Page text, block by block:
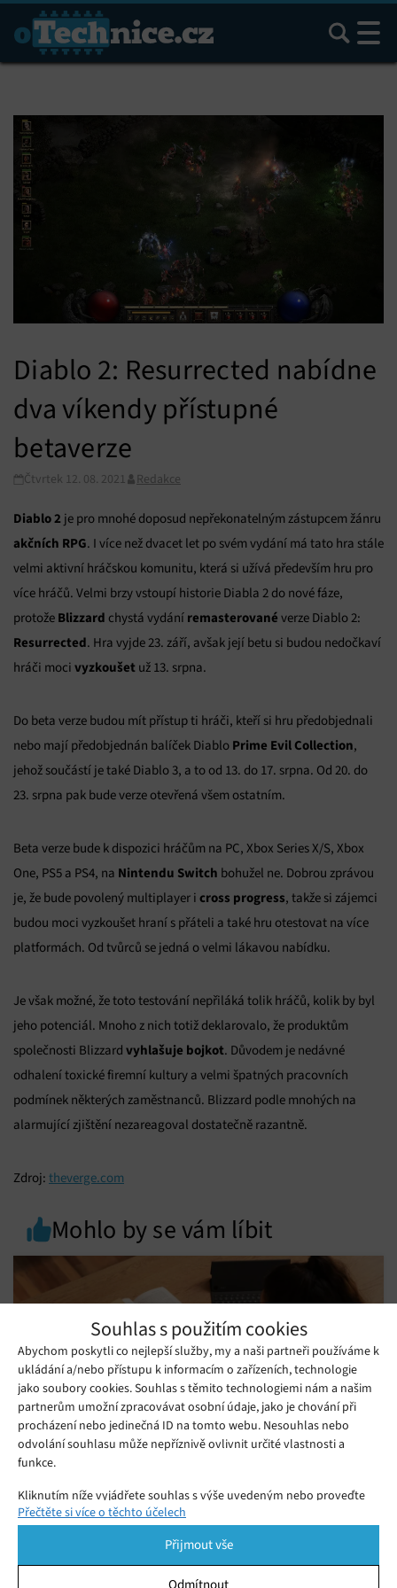
Souhlas s použitím cookies
Abychom poskytli co nejlepší služby, my a naši partneři používáme k
ukládání a/nebo přístupu k informacím o zařízeních, technologie
jako soubory cookies. Souhlas s těmito technologiemi nám a našim
partnerům umožní zpracovávat osobní údaje, jako je chování při
procházení nebo jedinečná ID na tomto webu. Nesouhlas nebo
odvolání souhlasu může nepříznivě ovlivnit určité vlastnosti a
funkce.
Kliknutím níže vyjádřete souhlas s výše uvedeným nebo proveďte
podrobnější rozhodnutí. Vaše volby budou použity pouze na tomto
pomocí přepínačů v Zásadách cookies nebo kliknutím na tlačítko
Spravovat souhlas ve spodní části obrazovky.
Přečtěte si více o těchto účelech
Přijmout vše
Odmítnout
Hledat
Diablo 2: Resurrected nabídne
dva víkendy přístupné
betaverze
Čtvrtek 12. 08. 2021 Redakce
Diablo 2 je pro mnohé doposud nepřekonatelným zástupcem žánru
akčních RPG. I více než dvacet let po svém vydání má tato hra stále
velmi aktivní hráčskou komunitu, která si užívá především hru pro
více hráčů. Velmi brzy vstoupí historie Diabla 2 do nové fáze,
protože Blizzard chystá vydání remasterované verze Diablo 2:
Resurrected. Hra vyjde 23. září, avšak její betu si budou nedočkaví
hráči moci vyzkoušet už 13. srpna.
Do beta verze budou mít přístup ti hráči, kteří si hru předobjednali
nebo mají předobjednán balíček Diablo Prime Evil Collection,
jehož součástí je také Diablo 3, a to od 13. do 17. srpna. Od 20. do
23. srpna pak bude verze otevřená všem ostatním.
Beta verze bude k dispozici hráčům na PC, Xbox Series X/S, Xbox
One, PS5 a PS4, na Nintendu Switch bohužel ne. Dobrou zprávou
je, že bude povolený multiplayer i cross progress, takže si zájemci
budou moci vyzkoušet hraní s přáteli a také hru otestovat na více
platformách. Od tvůrců se jedná o velmi lákavou nabídku.
Je však možné, že toto testování nepřiláká tolik hráčů, kolik by byl
jeho potenciál. Mnoho z nich totiž deklarovalo, že produktům
společnosti Blizzard vyhlašuje bojkot. Důvodem je nedávné
odhalení toxické firemní kultury a velmi špatných pracovních
podmínek některých zaměstnanců. Blizzard podle mnohých na
alarmující zjištění nezareagoval dostatečně razantně.
Zdroj: theverge.com
Mohlo by se vám líbit
Už to není jen o pixelech: Jak trendy mění
vývoj obrazovek?
Úterý 30. 06. 2026 Monika
Jak se mění vývoj obrazovek v závislosti na aktuálních
trendech, pokroku a potřebách uživatelů? Nejde už jen o